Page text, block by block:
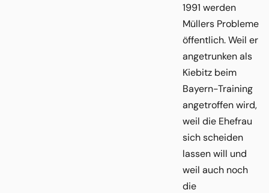
1991 werden
Müllers Probleme
öffentlich. Weil er
angetrunken als
Kiebitz beim
Bayern-Training
angetroffen wird,
weil die Ehefrau
sich scheiden
lassen will und
weil auch noch
die